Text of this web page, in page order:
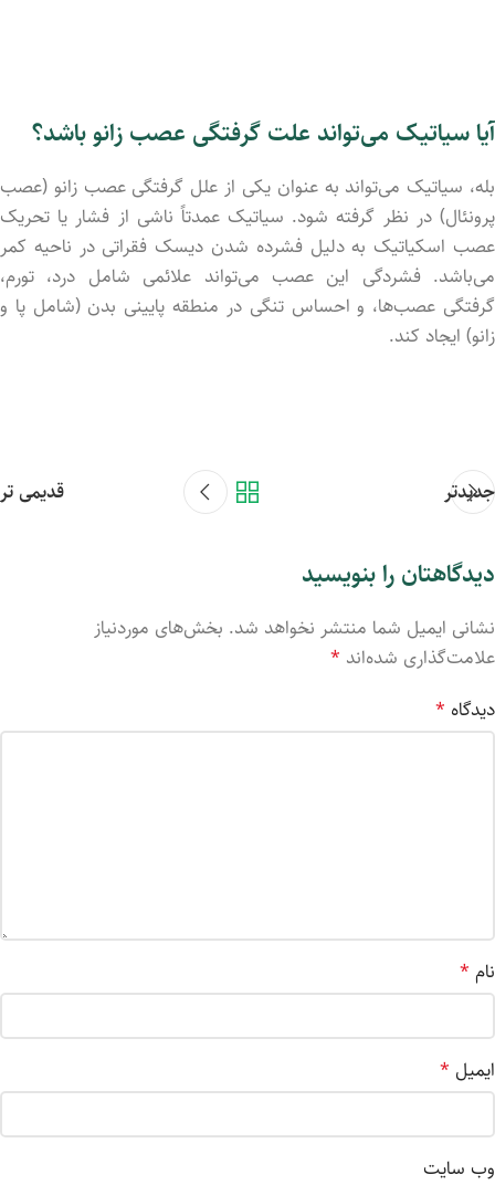
آیا سیاتیک می‌تواند علت گرفتگی عصب زانو باشد؟
بله، سیاتیک می‌تواند به عنوان یکی از علل گرفتگی عصب زانو (عصب
پرونئال) در نظر گرفته شود. سیاتیک عمدتاً ناشی از فشار یا تحریک
عصب اسکیاتیک به دلیل فشرده شدن دیسک فقراتی در ناحیه کمر
می‌باشد. فشردگی این عصب می‌تواند علائمی شامل درد، تورم،
گرفتگی عصب‌ها، و احساس تنگی در منطقه پایینی بدن (شامل پا و
زانو) ایجاد کند.
جدیدتر قدیمی تر
دیدگاهتان را بنویسید
نشانی ایمیل شما منتشر نخواهد شد. بخش‌های موردنیاز
علامت‌گذاری شده‌اند *
دیدگاه *
نام *
ایمیل *
وب‌ سایت